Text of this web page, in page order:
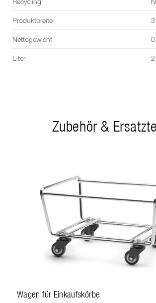
Produktbreite
Nettogewicht
Liter
Zubehör &
Wagen für Einkaufskörbe